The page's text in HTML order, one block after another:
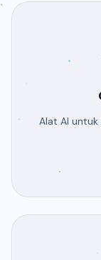
Alat AI